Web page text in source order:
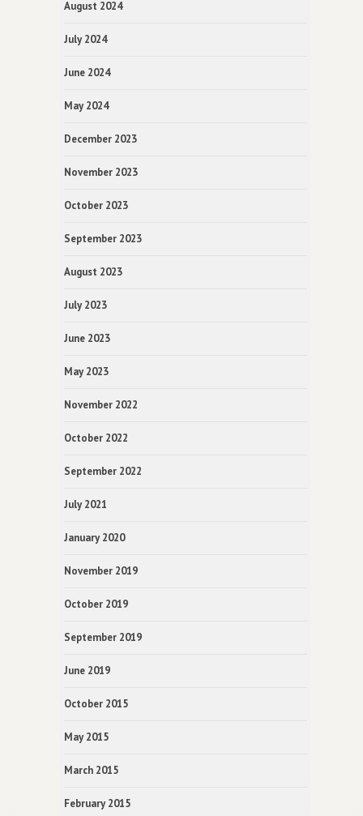
August 2024
July 2024
June 2024
May 2024
December 2023
November 2023
October 2023
September 2023
August 2023
July 2023
June 2023
May 2023
November 2022
October 2022
September 2022
July 2021
January 2020
November 2019
October 2019
September 2019
June 2019
October 2015
May 2015
March 2015
February 2015